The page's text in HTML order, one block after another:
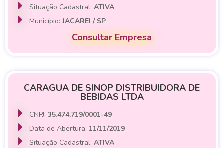
Situação Cadastral:ATIVA
Município:JACAREI / SP
Consultar Empresa
CARAGUA DE SINOP DISTRIBUIDORA DE
BEBIDAS LTDA
CNPJ:35.474.719/0001-49
Data de Abertura: 11/11/2019
Situação Cadastral:ATIVA